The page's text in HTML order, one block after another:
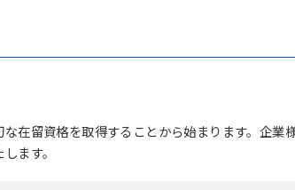
在留資格を取得することから始まります。企業
ます。